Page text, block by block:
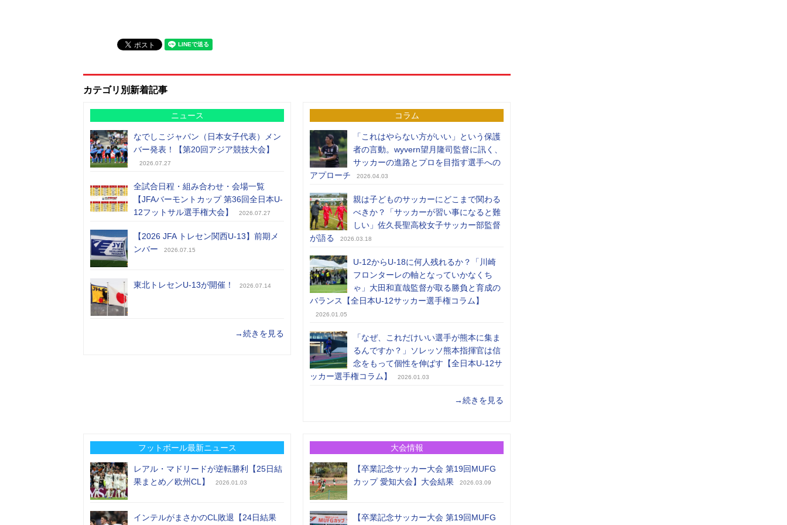
カテゴリ別新着記事
ニュース
なでしこジャパン（日本女子代表）メン
バー発表！【第20回アジア競技大会】
2026.07.27
全試合日程・組み合わせ・会場一覧
【JFAバーモントカップ 第36回全日本U-
12フットサル選手権大会】
2026.07.27
【2026 JFA トレセン関西U-13】前期メ
ンバー
2026.07.15
東北トレセンU-13が開催！ 2026.07.14
→続きを見る
コラム
「これはやらない方がいい」という保護
者の言動。wyvern望月隆司監督に訊く、
サッカーの進路とプロを目指す選手への
アプローチ
2026.04.03
親は子どものサッカーにどこまで関わる
べきか？「サッカーが習い事になると難
しい」佐久長聖高校女子サッカー部監督
が語る
2026.03.18
U-12からU-18に何人残れるか？「川崎
フロンターレの軸となっていかなくち
ゃ」大田和直哉監督が取る勝負と育成の
バランス【全日本U-12サッカー選手権コラム】
2026.01.05
「なぜ、これだけいい選手が熊本に集ま
るんですか？」ソレッソ熊本指揮官は信
念をもって個性を伸ばす【全日本U-12サ
ッカー選手権コラム】
2026.01.03
→続きを見る
フットボール最新ニュース
レアル・マドリードが逆転勝利【25日結
果まとめ／欧州CL】
2026.01.03
インテルがまさかのCL敗退【24日結果
大会情報
【卒業記念サッカー大会 第19回MUFG
カップ 愛知大会】大会結果
2026.03.09
【卒業記念サッカー大会 第19回MUFG